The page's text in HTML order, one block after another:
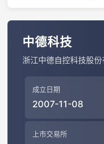
中德科技
浙江中德自控科技股份
成立日期
2007-11-08
上市交易所